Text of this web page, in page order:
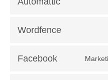
Wordfence
Facebook